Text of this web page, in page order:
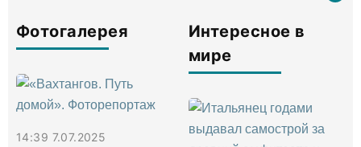
Фотогалерея
14:39 7.07.2025
Интересное в
мире